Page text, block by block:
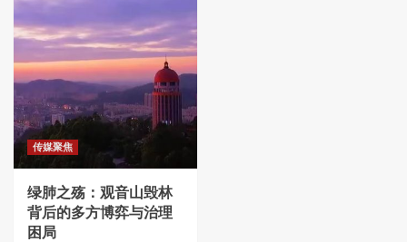
传媒聚焦
绿肺之殇：观音山毁林
背后的多方博弈与治理
困局